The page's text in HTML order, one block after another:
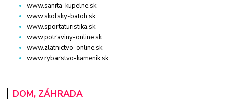
www.sanita-kupelne.sk
www.skolsky-batoh.sk
www.sportaturistika.sk
www.potraviny-online.sk
www.zlatnictvo-online.sk
www.rybarstvo-kamenik.sk
DOM, ZÁHRADA